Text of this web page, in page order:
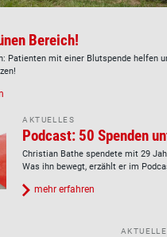
Bereich!
Patienten mit einer Blutspende helfen
AKTUELLES
Podcast: 50 Spenden
Christian Bathe spendete mit 29
Was ihn bewegt, erzählt er im
mehr erfahren